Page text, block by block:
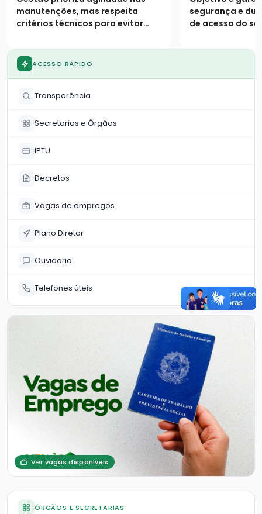
período chuvoso
manutenções, mas respeita
critérios técnicos para evitar
garantir durabilidade dos
reparos
segurança e
de acesso do
ACESSO RÁPIDO
Transparência
Secretarias e Órgãos
IPTU
Decretos
Vagas de empregos
Plano Diretor
Ouvidoria
Telefones úteis
Ver vagas disponíveis
ÓRGÃOS E SECRETARIAS